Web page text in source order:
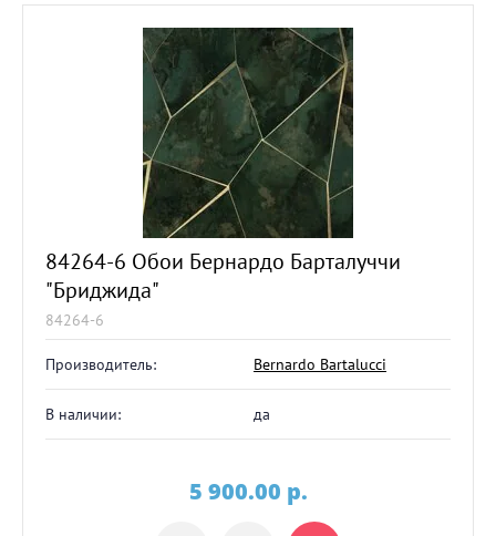
84264-6 Обои Бернардо Барталуччи
"Бриджида"
84264-6
Производитель: Bernardo Bartalucci
В наличии: да
5 900.00 p.